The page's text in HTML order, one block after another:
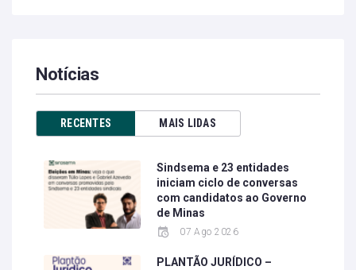
Notícias
RECENTES MAIS LIDAS
Sindsema e 23 entidades
iniciam ciclo de conversas
com candidatos ao Governo
de Minas
07 Ago 2026
PLANTÃO JURÍDICO –